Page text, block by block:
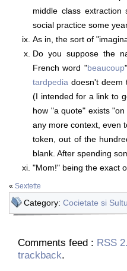
middle class
social practice some
As in, the sort of
Do you suppose the
French word "beaucoup
tardpedia doesn't deem
(I intended for a link to
how "a quote" exists
any more context, even
token, out of the
blank. After spending
"Mom!" being the exact
« Sextette
Category: Cocietate si
Comments feed : RSS
trackback.